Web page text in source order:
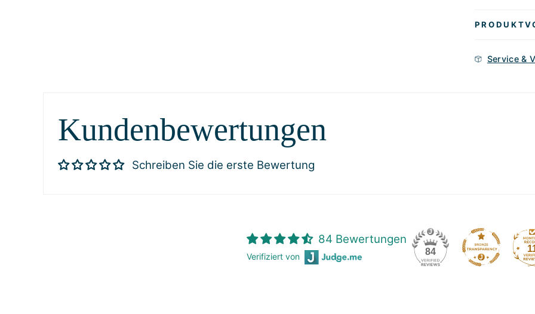
Service &
Kundenbewertungen
Schreiben Sie die erste Bewertung
84 Bewertungen
Verifiziert von 84